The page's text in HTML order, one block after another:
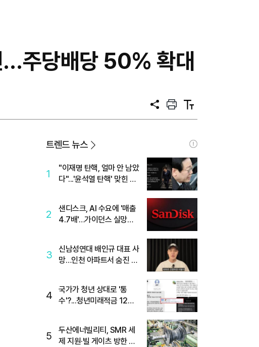
…주당배당 50% 확대
공
프
트
텍
트
트렌드 뉴스
1
"이재명 탄핵, 얼마 안 남았
다"...'윤석열 탄핵' 맞힌 무
2
샌디스크, AI 수요에 '매출
4.7배'…가이던스 실망에
3
신남성연대 배인규 대표 사
망…인천 아파트서 숨진 채
4
국가가 청년 상대로 '통
수'?...청년미래적금 12%
5
두산에너빌리티, SMR 세
제 지원·빌 게이츠 방한 기